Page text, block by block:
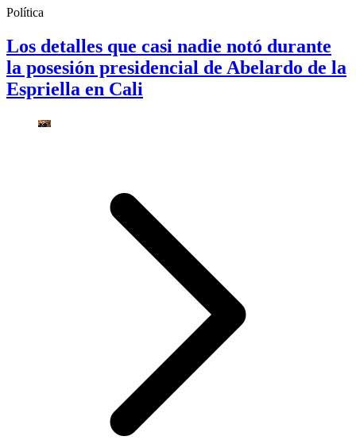
Política
Los detalles que casi nadie notó durante
la posesión presidencial de Abelardo de la
Espriella en Cali